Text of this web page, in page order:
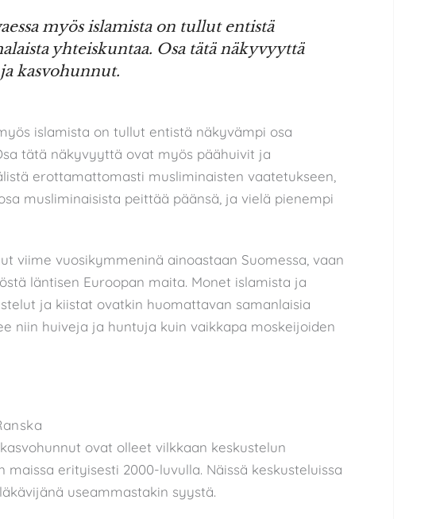
myös islamista on tullut entistä
yhteiskuntaa. Osa tätä näkyvyyttä
kasvohunnut.
islamista on tullut entistä näkyvämpi osa
tätä näkyvyyttä ovat myös päähuivit ja
erottamattomasti musliminaisten vaatetukseen,
musliminaisista peittää päänsä, ja vielä pienempi
viime vuosikymmeninä ainoastaan Suomessa, vaan
läntisen Euroopan maita. Monet islamista ja
ja kiistat ovatkin huomattavan samanlaisia
niin huiveja ja huntuja kuin vaikkapa moskeijoiden
ovat olleet vilkkaan keskustelun
maissa erityisesti 2000-luvulla. Näissä keskusteluissa
useammastakin syystä.